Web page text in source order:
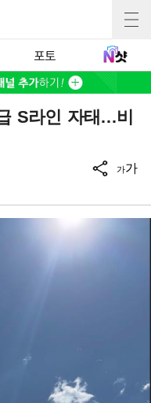
포토
S라인 자태…비
가가